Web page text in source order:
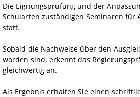
Die Eignungsprüfung und der
Schularten zuständigen Seminaren
statt.
Sobald die Nachweise über den
worden sind, erkennt das
gleichwertig an.
Als Ergebnis erhalten Sie einen